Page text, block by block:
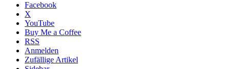
Facebook
X
YouTube
Buy Me a Coffee
RSS
Anmelden
Zufällige Artikel